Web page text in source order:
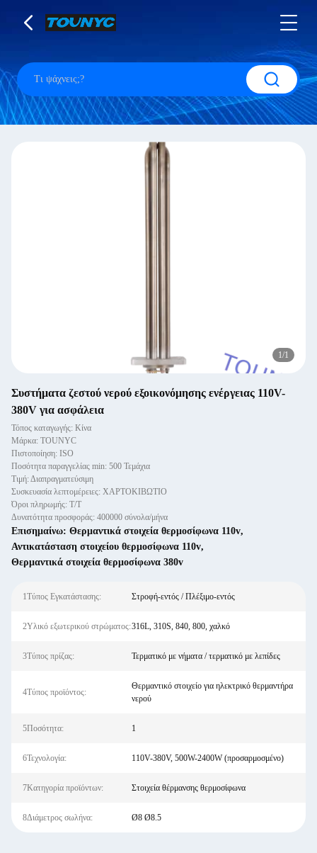
1/1
Συστήματα ζεστού νερού εξοικονόμησης ενέργειας 110V-
380V για ασφάλεια
Τόπος καταγωγής: Κίνα
Μάρκα: TOUNYC
Πιστοποίηση: ISO
Ποσότητα παραγγελίας min: 500 Τεμάχια
Τιμή: Διαπραγματεύσιμη
Συσκευασία λεπτομέρειες: ΧΑΡΤΟΚΙΒΩΤΙΟ
Όροι πληρωμής: Τ/Τ
Δυνατότητα προσφοράς: 400000 σύνολα/μήνα
Επισημαίνω: Θερμαντικά στοιχεία θερμοσίφωνα 110v,
Αντικατάσταση στοιχείου θερμοσίφωνα 110v,
Θερμαντικά στοιχεία θερμοσίφωνα 380v
1Τύπος Εγκατάστασης: Στροφή-εντός / Πλέξιμο-εντός
2Υλικό εξωτερικού στρώματος:316L, 310S, 840, 800, χαλκό
3Τύπος πρίζας: Τερματικό με νήματα / τερματικό με λεπίδες
4Τύπος προϊόντος:
Θερμαντικό στοιχείο για ηλεκτρικό θερμαντήρα
νερού
5Ποσότητα: 1
6Τεχνολογία: 110V-380V, 500W-2400W (προσαρμοσμένο)
7Κατηγορία προϊόντων: Στοιχεία θέρμανσης θερμοσίφωνα
8Διάμετρος σωλήνα: Ø8 Ø8.5